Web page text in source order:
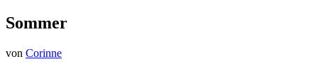
Sommer
von Corinne